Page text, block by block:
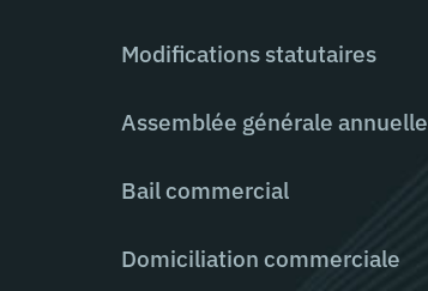
Modifications statutaires
Assemblée générale annuelle
Bail commercial
Domiciliation commerciale